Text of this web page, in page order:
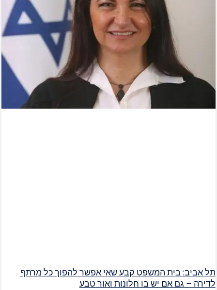
תל אביב: בית המשפט קבע שאי אפשר להפוך כל מרתף
לדירה – גם אם יש בו חלונות ואור טבע